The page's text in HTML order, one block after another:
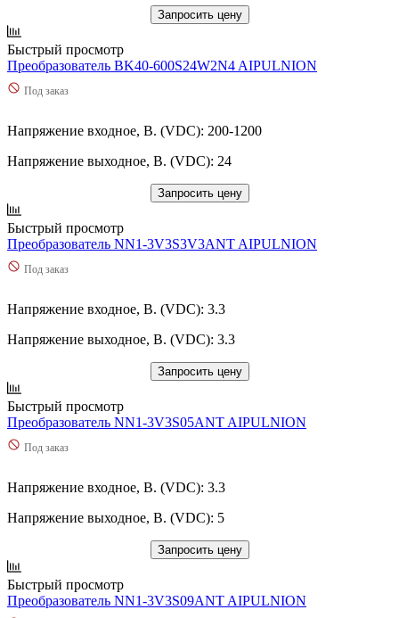
Запросить цену
Быстрый просмотр
Преобразователь BK40-600S24W2N4 AIPULNION
Под заказ
Напряжение входное, В. (VDC): 200-1200
Напряжение выходное, В. (VDC): 24
Запросить цену
Быстрый просмотр
Преобразователь NN1-3V3S3V3ANT AIPULNION
Под заказ
Напряжение входное, В. (VDC): 3.3
Напряжение выходное, В. (VDC): 3.3
Запросить цену
Быстрый просмотр
Преобразователь NN1-3V3S05ANT AIPULNION
Под заказ
Напряжение входное, В. (VDC): 3.3
Напряжение выходное, В. (VDC): 5
Запросить цену
Быстрый просмотр
Преобразователь NN1-3V3S09ANT AIPULNION